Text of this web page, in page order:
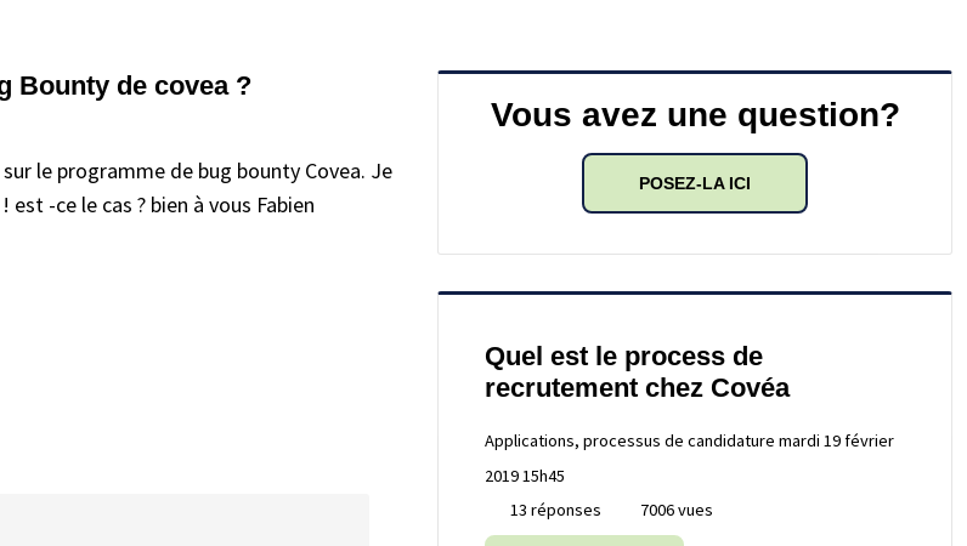
Bounty de covea ?
le programme de bug bounty Covea. Je
-ce le cas ? bien à vous Fabien
Vous avez une question?
POSEZ-LA ICI
Quel est le process de
recrutement chez Covéa
Applications, processus de candidature mardi 19 février
2019 15h45
13 réponses
7006 vues